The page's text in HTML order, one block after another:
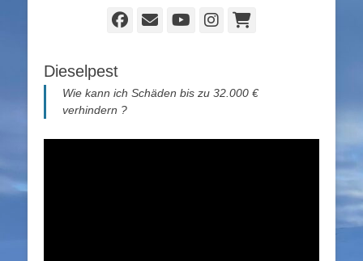
Facebook
E-
YouTube
Instagram
Warenkorb
Dieselpest
Wie kann ich Schäden bis zu 32.000 €
verhindern ?